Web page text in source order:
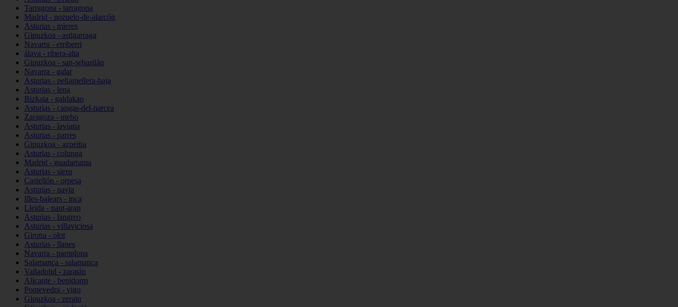
Tarragona - tarragona
Madrid - pozuelo-de-alarcón
Asturias - mieres
Gipuzkoa - astigarraga
Navarra - erriberri
álava - ribera-alta
Gipuzkoa - san-sebastián
Navarra - galar
Asturias - peñamellera-baja
Asturias - lena
Bizkaia - galdakao
Asturias - cangas-del-narcea
Zaragoza - utebo
Asturias - laviana
Asturias - parres
Gipuzkoa - azpeitia
Asturias - colunga
Madrid - guadarrama
Asturias - siero
Castellón - orpesa
Asturias - navia
Illes-balears - inca
Lleida - naut-aran
Asturias - langreo
Asturias - villaviciosa
Girona - olot
Asturias - llanes
Navarra - pamplona
Salamanca - salamanca
Valladolid - zaratán
Alicante - benidorm
Pontevedra - vigo
Gipuzkoa - zerain